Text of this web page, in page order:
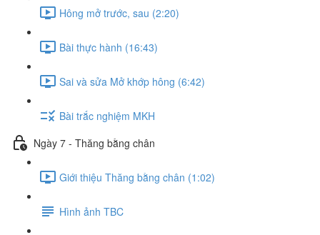
Hông mở trước, sau (2:20)
Bài thực hành (16:43)
Sai và sửa Mở khớp hông (6:42)
Bài trắc nghiệm MKH
Ngày 7 - Thăng bằng chân
Giới thiệu Thăng bằng chân (1:02)
Hình ảnh TBC